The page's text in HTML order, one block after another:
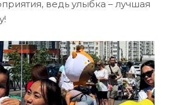
ведь улыбка – лучшая